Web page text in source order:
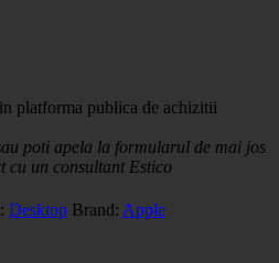
platforma publica de achizitii
poti apela la formularul de mai jos
cu un consultant Estico
Desktop Brand: Apple